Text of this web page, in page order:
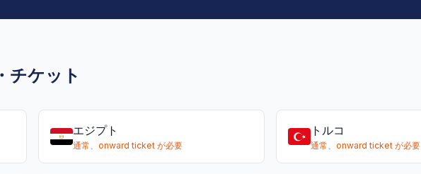
チケット
エジプト
通常、onward ticket が必要
トルコ
通常、onward ticket が必要